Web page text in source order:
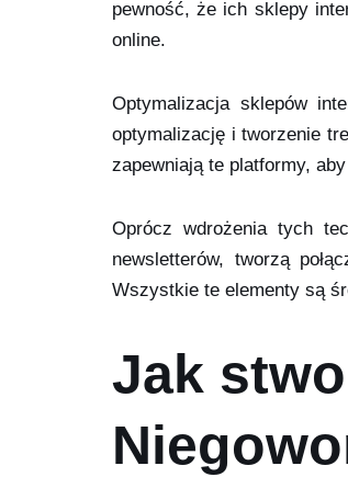
pewność, że ich sklepy
online.
Optymalizacja sklepów
optymalizację i tworzenie
zapewniają te platformy,
Oprócz wdrożenia tych
newsletterów, tworzą
Wszystkie te elementy są
Jak